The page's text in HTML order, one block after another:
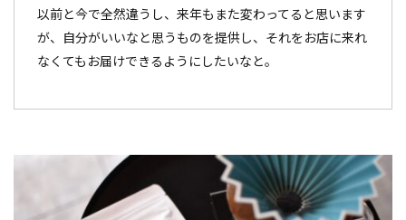
以前と今で全然違うし、来年もまた変わってると思います
が、自分がいいなと思うものを提供し、それをお店に来れ
なくてもお届けできるようにしたいなと。